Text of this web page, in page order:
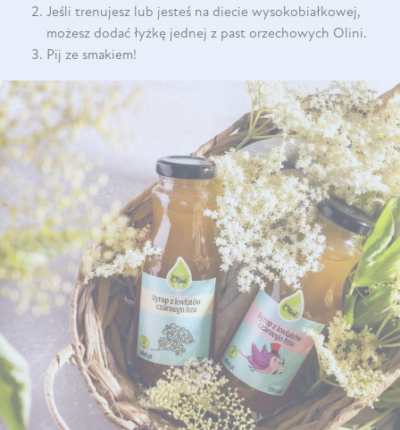
Jeśli trenujesz lub jesteś na diecie wysokobiałkowej,
możesz dodać łyżkę jednej z past orzechowych Olini.
Pij ze smakiem!